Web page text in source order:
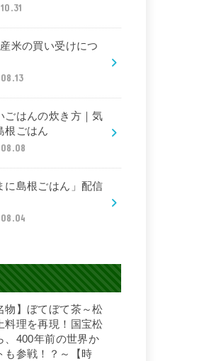
米の買い受けにつ
ごはんの炊き方｜気
根ごはん
に島根ごはん」配信
物】ぼてぼて茶～松
料理を再現！国宝松
、400年前の世界か
も参戦！？～【時